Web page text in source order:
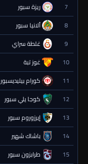
7 ريزة سبور
8 ألانيا سبور
9 غلطة سراي
10 غوز تبة
11 كورام بيليديسبور
12 كوجا يلي سبور
13 إيرزوروم سبور
14 باشاك شهير
15 طرابزون سبور